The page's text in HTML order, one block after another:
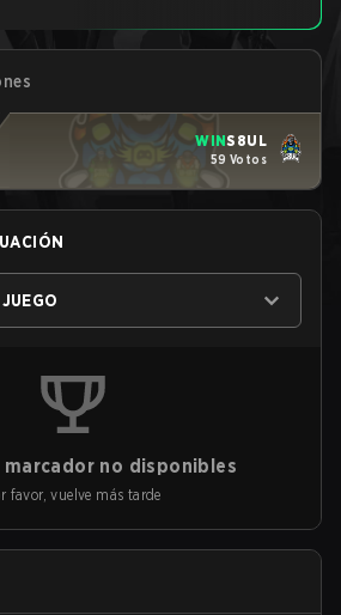
WINS8UL
59 Votos
no disponibles
favor, vuelve más tarde